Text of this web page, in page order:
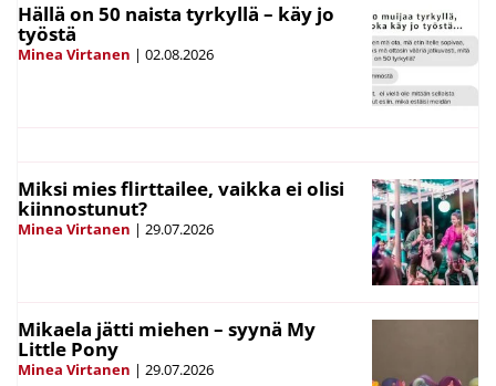
Hällä on 50 naista tyrkyllä – käy jo
työstä
Minea Virtanen | 02.08.2026
Miksi mies flirttailee, vaikka ei olisi
kiinnostunut?
Minea Virtanen | 29.07.2026
Mikaela jätti miehen – syynä My
Little Pony
Minea Virtanen | 29.07.2026